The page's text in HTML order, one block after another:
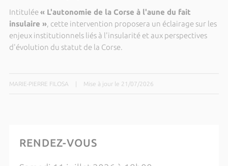
Intitulée« L'autonomie de la Corse à l'aune du fait
insulaire », cette intervention proposera un éclairage sur les
enjeux institutionnels liés à l'insularité et aux perspectives
d'évolution du statut de la Corse.
MARIE-PIERRE FILOSA Mise à jour le 21/07/2026
RENDEZ-VOUS